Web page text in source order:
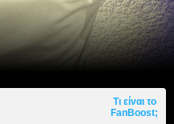
Τι είναι το
FanBoost;